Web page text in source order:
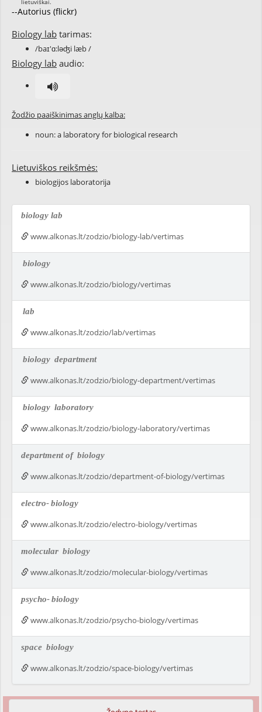
--Autorius (flickr)
Biology lab tarimas:
/baɪ'ɑ:ləʤi læb /
Biology lab audio:
Žodžio paaiškinimas anglų kalba:
noun: a laboratory for biological research
Lietuviškos reikšmės:
biologijos laboratorija
biology lab
www.alkonas.lt/zodzio/biology-lab/vertimas
biology
www.alkonas.lt/zodzio/biology/vertimas
lab
www.alkonas.lt/zodzio/lab/vertimas
biology department
www.alkonas.lt/zodzio/biology-department/vertimas
biology laboratory
www.alkonas.lt/zodzio/biology-laboratory/vertimas
department of biology
www.alkonas.lt/zodzio/department-of-biology/vertimas
electro-biology
www.alkonas.lt/zodzio/electro-biology/vertimas
molecular biology
www.alkonas.lt/zodzio/molecular-biology/vertimas
psycho-biology
www.alkonas.lt/zodzio/psycho-biology/vertimas
space biology
www.alkonas.lt/zodzio/space-biology/vertimas